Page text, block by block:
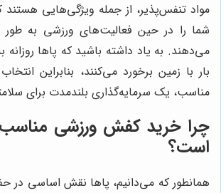
مواد تنفس‌پذیر، از جمله ویژگی‌هایی هستند
شما را در حین فعالیت‌های ورزشی به
بار با زمین برخورد می‌کنند، بنابراین
مناسب، یک سرمایه‌گذاری بلندمدت برای
چرا خرید کفش ورزشی
است؟
همانطور که می‌دانیم، پاها نقش اساسی در